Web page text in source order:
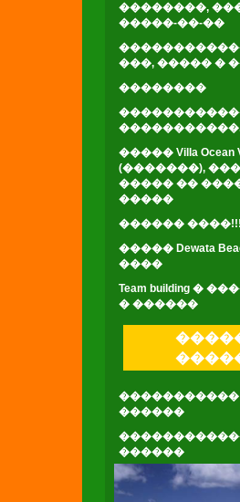
��������,
�����-��-��
���, ����� �
��������
����� Villa Ocean
(�������),
����� ��
�����
������ ����!!!
����� Dewata
����
Team building �
� ������
������
������